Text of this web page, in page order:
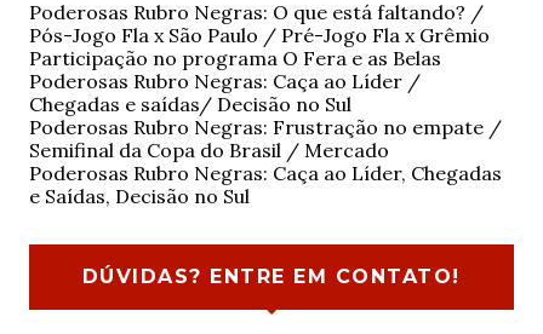
Poderosas Rubro Negras: O que está faltando? /
Pós-Jogo Fla x São Paulo / Pré-Jogo Fla x Grêmio
Participação no programa O Fera e as Belas
Poderosas Rubro Negras: Caça ao Líder /
Chegadas e saídas/ Decisão no Sul
Poderosas Rubro Negras: Frustração no empate /
Semifinal da Copa do Brasil / Mercado
Poderosas Rubro Negras: Caça ao Líder, Chegadas
e Saídas, Decisão no Sul
DÚVIDAS? ENTRE EM CONTATO!